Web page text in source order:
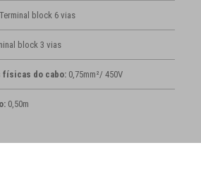
block 6 vias
block 3 vias
físicas do cabo:0,75mm²/ 450V
0,50m